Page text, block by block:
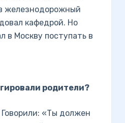
железнодорожный
кафедрой. Но
в Москву поступать в
родители?
«Ты должен